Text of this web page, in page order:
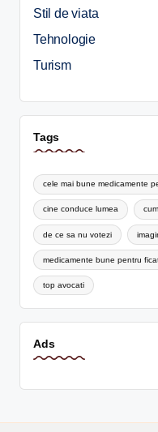
Stil de viata
Tehnologie
Turism
Tags
cele mai bune medicamente
cine conduce lumea
de ce sa nu votezi
medicamente bune pentru
top avocati
Ads